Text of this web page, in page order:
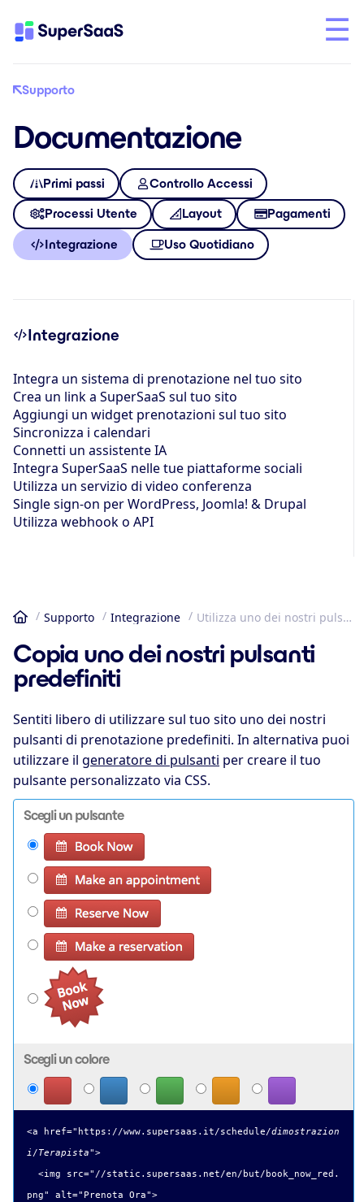
Supporto
Documentazione
Primi passi Controllo Accessi
Processi Utente Layout Pagamenti
Integrazione Uso Quotidiano
Integrazione
Integra un sistema di prenotazione nel tuo sito
Crea un link a SuperSaaS sul tuo sito
Aggiungi un widget prenotazioni sul tuo sito
Sincronizza i calendari
Connetti un assistente IA
Integra SuperSaaS nelle tue piattaforme sociali
Utilizza un servizio di video conferenza
Single sign-on per WordPress, Joomla! & Drupal
Utilizza webhook o API
Home
Supporto Integrazione Utilizza uno dei nostri pulsanti predefiniti
Copia uno dei nostri pulsanti
predefiniti
Sentiti libero di utilizzare sul tuo sito uno dei nostri
pulsanti di prenotazione predefiniti. In alternativa puoi
utilizzare il generatore di pulsanti per creare il tuo
pulsante personalizzato via CSS.
Scegli un pulsante
Scegli un colore
<a href=" https://www.supersaas.it/schedule/dimostrazion
i/Terapista">
<img src=" //static.supersaas.net/en/but/book_now_red.
png" alt=" Prenota Ora">